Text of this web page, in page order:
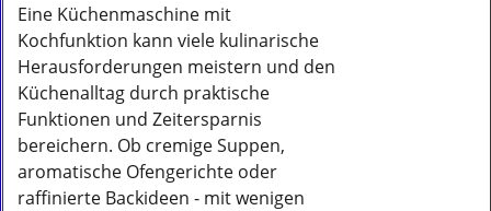
Eine Küchenmaschine mit
Kochfunktion kann viele kulinarische
Herausforderungen meistern und den
Küchenalltag durch praktische
Funktionen und Zeitersparnis
bereichern. Ob cremige Suppen,
aromatische Ofengerichte oder
raffinierte Backideen - mit wenigen